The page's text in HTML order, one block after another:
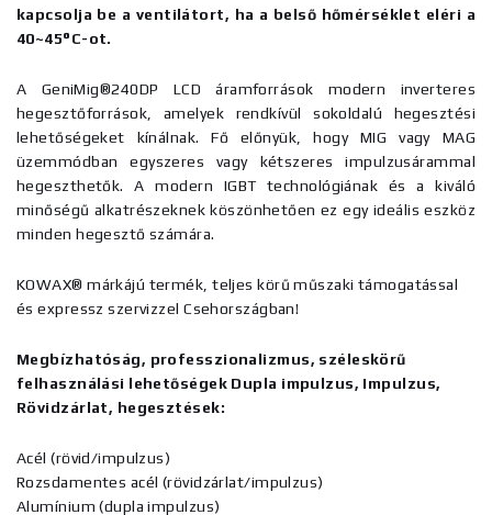
kapcsolja be a ventilátort, ha a belső hőmérséklet eléri a
40~45°C-ot.
A GeniMig®240DP LCD áramforrások modern inverteres
hegesztőforrások, amelyek rendkívül sokoldalú hegesztési
lehetőségeket kínálnak. Fő előnyük, hogy MIG vagy MAG
üzemmódban egyszeres vagy kétszeres impulzusárammal
hegeszthetők. A modern IGBT technológiának és a kiváló
minőségű alkatrészeknek köszönhetően ez egy ideális eszköz
minden hegesztő számára.
KOWAX® márkájú termék, teljes körű műszaki támogatással
és expressz szervizzel Csehországban!
Megbízhatóság, professzionalizmus, széleskörű
felhasználási lehetőségek Dupla impulzus, Impulzus,
Rövidzárlat, hegesztések:
Acél (rövid/impulzus)
Rozsdamentes acél (rövidzárlat/impulzus)
Alumínium (dupla impulzus)